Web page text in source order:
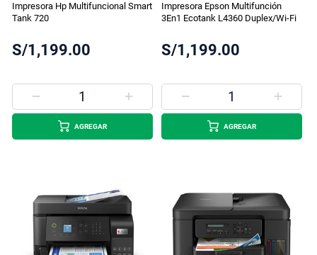
Impresora Hp Multifuncional Smart
Tank 720
S/1,199.00
AGREGAR
Impresora Epson Multifunción
3En1 Ecotank L4360 Duplex/Wi-Fi
S/1,199.00
AGREGAR